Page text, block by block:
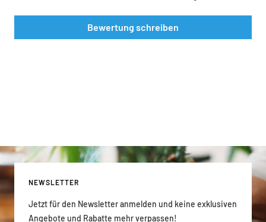
Bewertung schreiben
NEWSLETTER
Jetzt für den Newsletter anmelden und keine exklusiven
Angebote und Rabatte mehr verpassen!